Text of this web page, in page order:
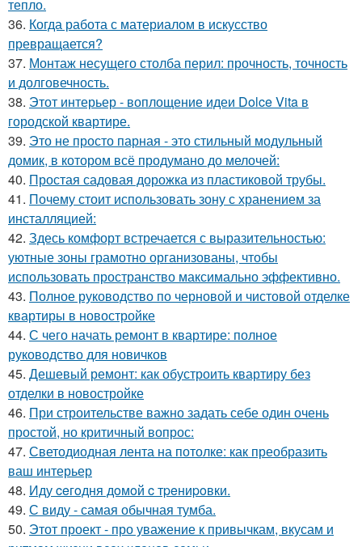
тепло.
36. Когда работа с материалом в искусство
превращается?
37. Монтаж несущего столба перил: прочность, точность
и долговечность.
38. Этот интерьер - воплощение идеи Dolce Vita в
городской квартире.
39. Это не просто парная - это стильный модульный
домик, в котором всё продумано до мелочей:
40. Простая садовая дорожка из пластиковой трубы.
41. Почему стоит использовать зону с хранением за
инсталляцией:
42. Здесь комфорт встречается с выразительностью:
уютные зоны грамотно организованы, чтобы
использовать пространство максимально эффективно.
43. Полное руководство по черновой и чистовой отделке
квартиры в новостройке
44. С чего начать ремонт в квартире: полное
руководство для новичков
45. Дешевый ремонт: как обустроить квартиру без
отделки в новостройке
46. При строительстве важно задать себе один очень
простой, но критичный вопрос:
47. Светодиодная лента на потолке: как преобразить
ваш интерьер
48. Иду ceгoдня дoмoй c тpeниpoвки.
49. С виду - самая обычная тумба.
50. Этот проект - про уважение к привычкам, вкусам и